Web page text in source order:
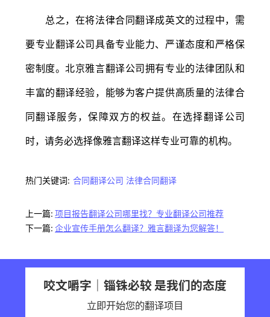
总之，在将法律合同翻译成英文的过程中，需
要专业翻译公司具备专业能力、严谨态度和严格保
密制度。北京雅言翻译公司拥有专业的法律团队和
丰富的翻译经验，能够为客户提供高质量的法律合
同翻译服务，保障双方的权益。在选择翻译公司
时，请务必选择像雅言翻译这样专业可靠的机构。
热门关键词: 合同翻译公司 法律合同翻译
上一篇: 项目报告翻译公司哪里找？专业翻译公司推荐
下一篇: 企业宣传手册怎么翻译？雅言翻译为您解答！
咬文嚼字｜锱铢必较 是我们的态度
立即开始您的翻译项目